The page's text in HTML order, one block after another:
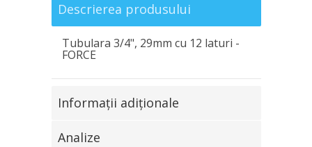
Descrierea produsului
Tubulara 3/4", 29mm cu 12 laturi -
FORCE
Informaţii adiţionale
Analize